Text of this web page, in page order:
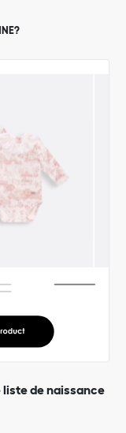
de naissance